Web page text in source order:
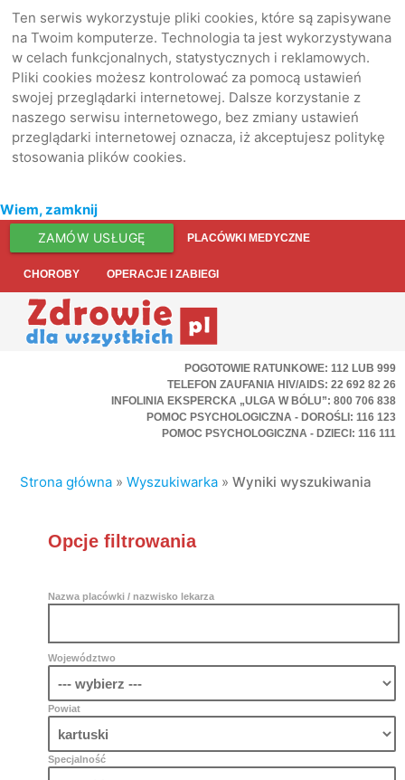
Ten serwis wykorzystuje pliki cookies, które są zapisywane
na Twoim komputerze. Technologia ta jest wykorzystywana
w celach funkcjonalnych, statystycznych i reklamowych.
Pliki cookies możesz kontrolować za pomocą ustawień
swojej przeglądarki internetowej. Dalsze korzystanie z
naszego serwisu internetowego, bez zmiany ustawień
przeglądarki internetowej oznacza, iż akceptujesz politykę
stosowania plików cookies.
Wiem, zamknij
ZAMÓW USŁUGĘ PLACÓWKI MEDYCZNE
CHOROBY OPERACJE I ZABIEGI
POGOTOWIE RATUNKOWE: 112 LUB 999
TELEFON ZAUFANIA HIV/AIDS: 22 692 82 26
INFOLINIA EKSPERCKA „ULGA W BÓLU”: 800 706 838
POMOC PSYCHOLOGICZNA - DOROŚLI: 116 123
POMOC PSYCHOLOGICZNA - DZIECI: 116 111
Strona główna »Wyszukiwarka »Wyniki wyszukiwania
Opcje filtrowania
Nazwa placówki / nazwisko lekarza
Województwo
Powiat
Specjalność